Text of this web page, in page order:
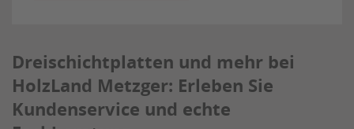
Dreischichtplatten und mehr bei
HolzLand Metzger: Erleben Sie
Kundenservice und echte